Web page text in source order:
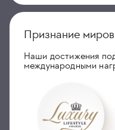
Признание
Наши достижения
международными